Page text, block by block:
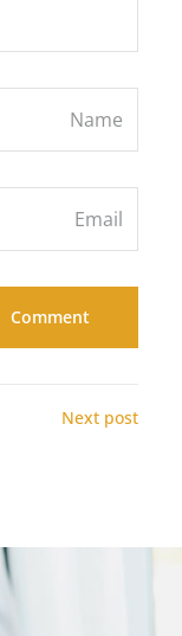
Next post